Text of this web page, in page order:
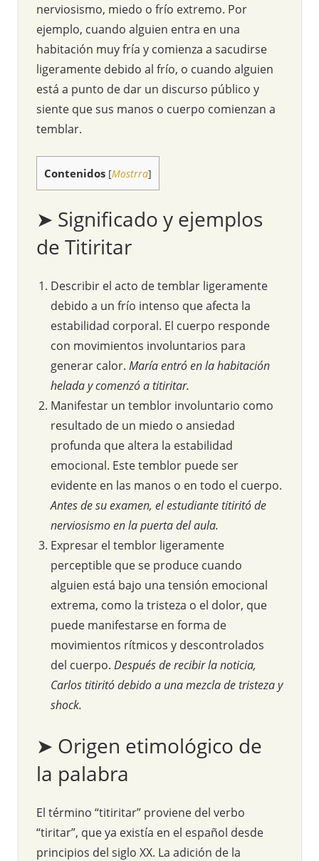
nerviosismo, miedo o frío extremo. Por
ejemplo, cuando alguien entra en una
habitación muy fría y comienza a sacudirse
ligeramente debido al frío, o cuando alguien
está a punto de dar un discurso público y
siente que sus manos o cuerpo comienzan a
temblar.
Contenidos [Mostrra]
➤ Significado y ejemplos
de Titiritar
Describir el acto de temblar ligeramente
debido a un frío intenso que afecta la
estabilidad corporal. El cuerpo responde
con movimientos involuntarios para
generar calor. María entró en la habitación
helada y comenzó a titiritar.
Manifestar un temblor involuntario como
resultado de un miedo o ansiedad
profunda que altera la estabilidad
emocional. Este temblor puede ser
evidente en las manos o en todo el cuerpo.
Antes de su examen, el estudiante titiritó de
nerviosismo en la puerta del aula.
Expresar el temblor ligeramente
perceptible que se produce cuando
alguien está bajo una tensión emocional
extrema, como la tristeza o el dolor, que
puede manifestarse en forma de
movimientos rítmicos y descontrolados
del cuerpo. Después de recibir la noticia,
Carlos titiritó debido a una mezcla de tristeza y
shock.
➤ Origen etimológico de
la palabra
El término “titiritar” proviene del verbo
“tiritar”, que ya existía en el español desde
principios del siglo XX. La adición de la